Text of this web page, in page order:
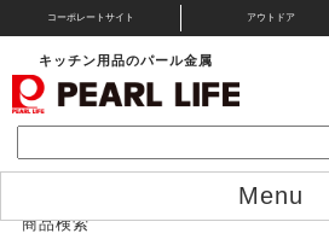
コーポレートサイト アウトドア
キッチン用品のパール金属
Menu
商品検索